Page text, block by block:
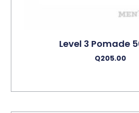
Level 3 Pomade
Q205.00